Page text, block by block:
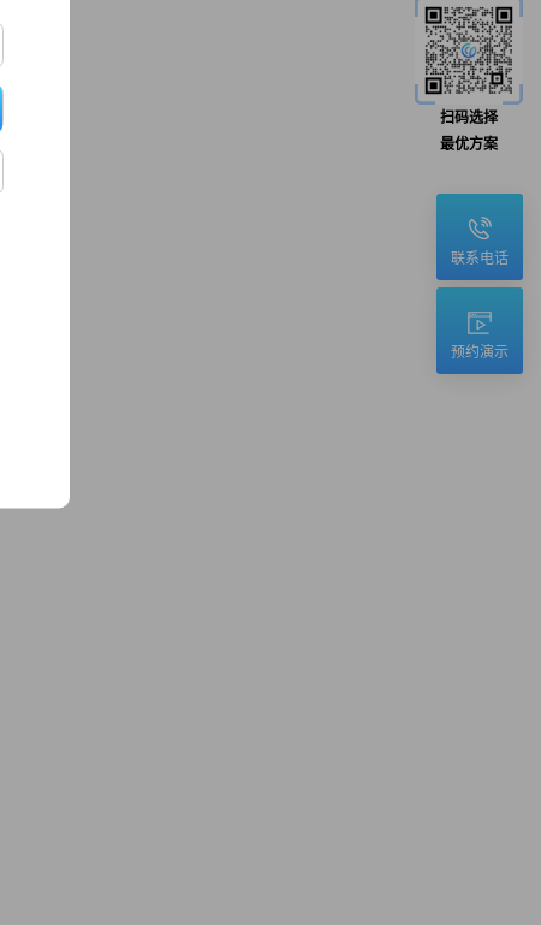
扫码选择
最优方案
联系电话
预约演示